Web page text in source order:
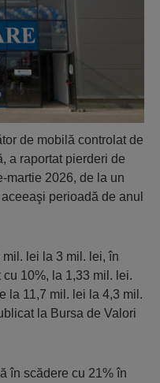
de mobilă controlat de
a raportat pierderi de
martie 2026, de la un
perioadă de anul
lei la 3 mil. lei, în
10%, la 1,33 mil. lei.
la 11,7 mil. lei la 4,3 mil.
la Bursa de Valori
în scădere cu 21% în